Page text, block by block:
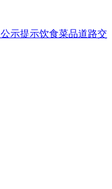
公示提示饮食菜品道路交